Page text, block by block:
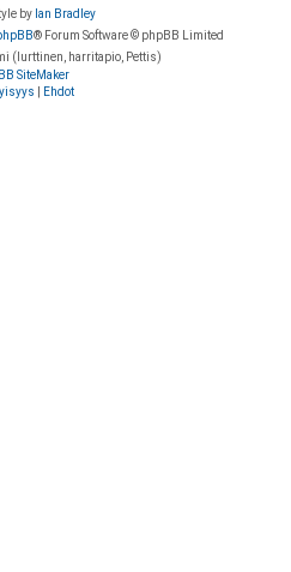
by Ian Bradley
® Forum Software © phpBB Limited
(lurttinen, harritapio, Pettis)
SiteMaker
Ehdot